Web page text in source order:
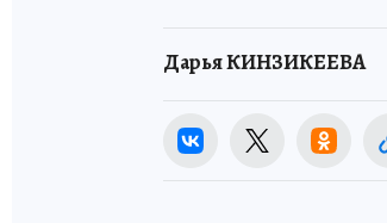
Дарья КИНЗИКЕЕВА